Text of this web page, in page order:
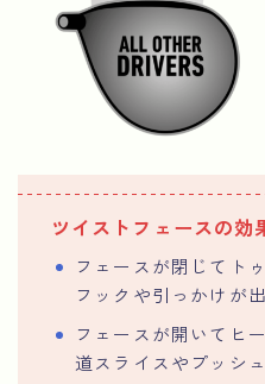
ツイストフェースの効
フェースが閉じてト
フックや引っかけが
フェースが開いてヒ
道スライスやプッシ